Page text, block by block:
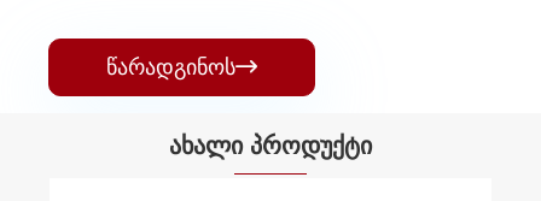
წარადგინოს
ახალი პროდუქტი